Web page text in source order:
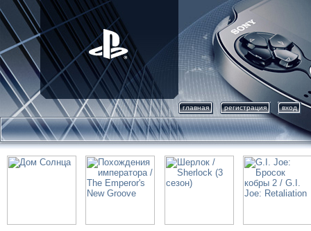
главная регистрация вход